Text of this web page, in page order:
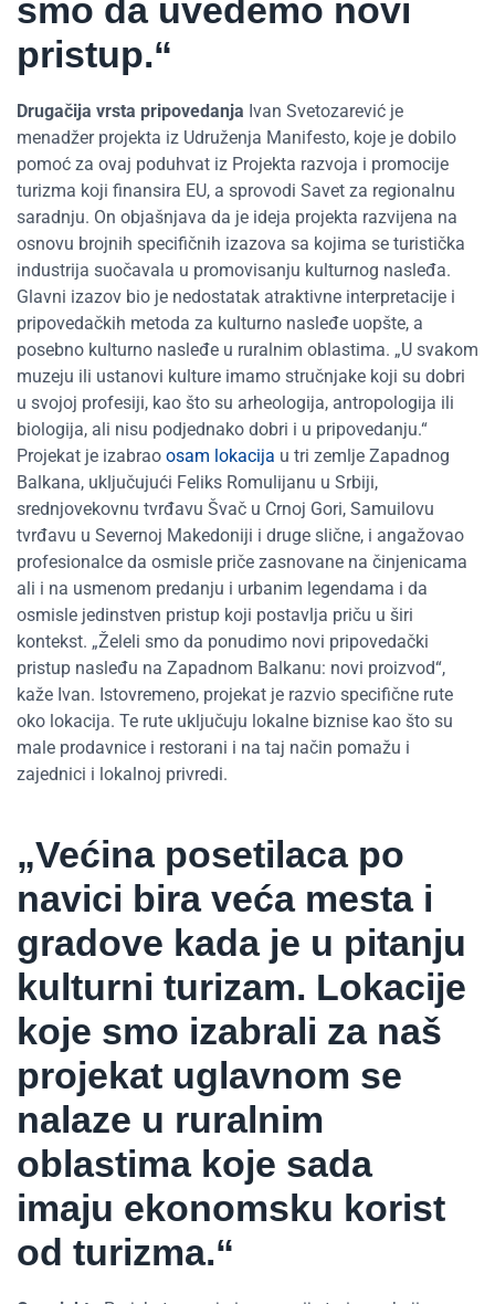
smo da uvedemo novi
pristup.“
Drugačija vrsta pripovedanja Ivan Svetozarević je
menadžer projekta iz Udruženja Manifesto, koje je dobilo
pomoć za ovaj poduhvat iz Projekta razvoja i promocije
turizma koji finansira EU, a sprovodi Savet za regionalnu
saradnju. On objašnjava da je ideja projekta razvijena na
osnovu brojnih specifičnih izazova sa kojima se turistička
industrija suočavala u promovisanju kulturnog nasleđa.
Glavni izazov bio je nedostatak atraktivne interpretacije i
pripovedačkih metoda za kulturno nasleđe uopšte, a
posebno kulturno nasleđe u ruralnim oblastima. „U svakom
muzeju ili ustanovi kulture imamo stručnjake koji su dobri
u svojoj profesiji, kao što su arheologija, antropologija ili
biologija, ali nisu podjednako dobri i u pripovedanju.“
Projekat je izabrao osam lokacija u tri zemlje Zapadnog
Balkana, uključujući Feliks Romulijanu u Srbiji,
srednjovekovnu tvrđavu Švač u Crnoj Gori, Samuilovu
tvrđavu u Severnoj Makedoniji i druge slične, i angažovao
profesionalce da osmisle priče zasnovane na činjenicama
ali i na usmenom predanju i urbanim legendama i da
osmisle jedinstven pristup koji postavlja priču u širi
kontekst. „Želeli smo da ponudimo novi pripovedački
pristup nasleđu na Zapadnom Balkanu: novi proizvod“,
kaže Ivan. Istovremeno, projekat je razvio specifične rute
oko lokacija. Te rute uključuju lokalne biznise kao što su
male prodavnice i restorani i na taj način pomažu i
zajednici i lokalnoj privredi.
„Većina posetilaca po
navici bira veća mesta i
gradove kada je u pitanju
kulturni turizam. Lokacije
koje smo izabrali za naš
projekat uglavnom se
nalaze u ruralnim
oblastima koje sada
imaju ekonomsku korist
od turizma.“